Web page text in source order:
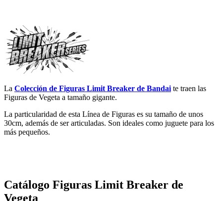
La Colección de Figuras Limit Breaker de Bandai te traen las
Figuras de Vegeta a tamaño gigante.
La particularidad de esta Línea de Figuras es su tamaño de unos
30cm, además de ser articuladas. Son ideales como juguete para los
más pequeños.
Catálogo Figuras Limit Breaker de
Vegeta